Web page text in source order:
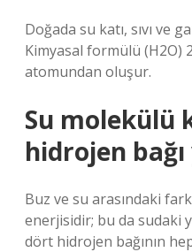
Doğada su katı, sıvı ve
Kimyasal formülü (H2O)
atomundan oluşur.
Su molekülü
hidrojen
Buz ve su arasındaki
enerjisidir; bu da sudaki
dört hidrojen bağının